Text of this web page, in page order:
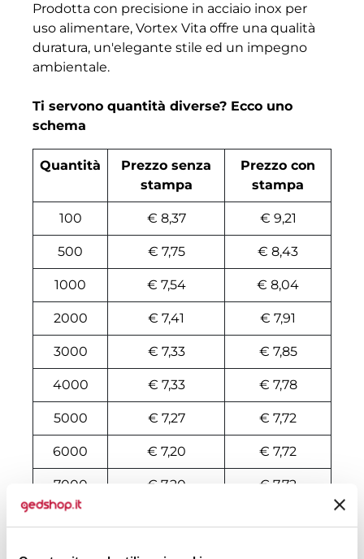
Prodotta con precisione in acciaio inox per
uso alimentare, Vortex Vita offre una qualità
duratura, un'elegante stile ed un impegno
ambientale.
Ti servono quantità diverse? Ecco uno
schema
Quantità
Prezzo senza
stampa
Prezzo con
stampa
100 € 8,37 € 9,21
500 € 7,75 € 8,43
1000 € 7,54 € 8,04
2000 € 7,41 € 7,91
3000 € 7,33 € 7,85
4000 € 7,33 € 7,78
5000 € 7,27 € 7,72
6000 € 7,20 € 7,72
7000 € 7,20 € 7,72